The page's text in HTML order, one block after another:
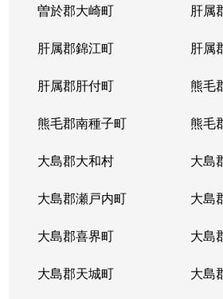
曽於郡大崎町 肝属
肝属郡錦江町 肝属
肝属郡肝付町 熊毛
熊毛郡南種子町 熊毛
大島郡大和村 大島
大島郡瀬戸内町 大島
大島郡喜界町 大島
大島郡天城町 大島